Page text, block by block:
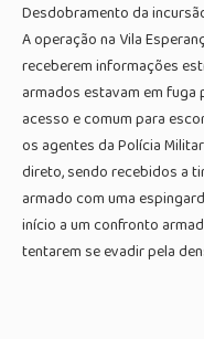
Desdobramento da
A operação na Vila
receberem informações
armados estavam em fuga
acesso e comum para
os agentes da Polícia
direto, sendo recebidos a
armado com uma
início a um confronto
tentarem se evadir pela